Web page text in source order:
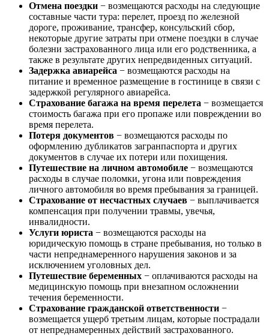
Отмена поездки − возмещаются расходы на следующие
составные части тура: перелет, проезд по железной
дороге, проживание, трансфер, консульский сбор,
некоторые другие затраты при отмене поездки в случае
болезни застрахованного лица или его родственника, а
также в результате других непредвиденных ситуаций.
Задержка авиарейса − возмещаются расходы на
питание и временное размещение в гостинице в связи с
задержкой регулярного авиарейса.
Страхование багажа на время перелета − возмещается
стоимость багажа при его пропаже или повреждении во
время перелета.
Потеря документов − возмещаются расходы по
оформлению дубликатов загранпаспорта и других
документов в случае их потери или похищения.
Путешествие на личном автомобиле − возмещаются
расходы в случае поломки, угона или повреждения
личного автомобиля во время пребывания за границей.
Страхование от несчастных случаев − выплачивается
компенсация при получении травмы, увечья,
инвалидности.
Услуги юриста − возмещаются расходы на
юридическую помощь в стране пребывания, но только в
части непреднамеренного нарушения законов и за
исключением уголовных дел.
Путешествие беременных − оплачиваются расходы на
медицинскую помощь при внезапном осложнении
течения беременности.
Страхование гражданской ответственности −
возмещается ущерб третьим лицам, которые пострадали
от непреднамеренных действий застрахованного.